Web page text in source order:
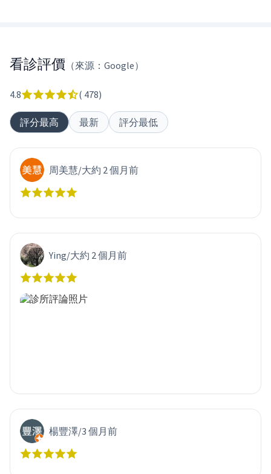
看診評價 （來源：Google）
4.8 ( 478)
評分最高 最新 評分最低
周美慧/大約 2 個月前
Ying/大約 2 個月前
楊豐澤/3 個月前